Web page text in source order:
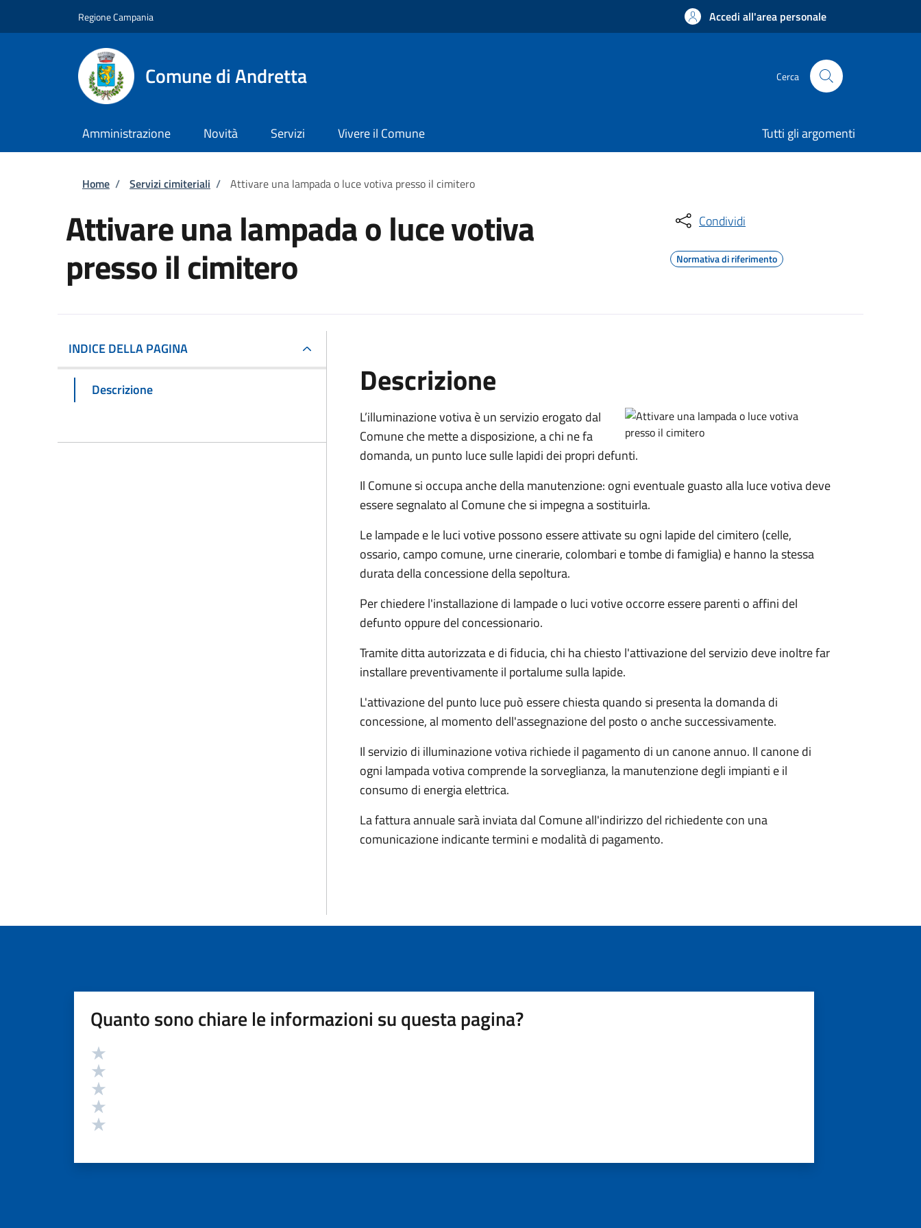
Regione Campania Accedi all'area personale
Comune di Andretta Cerca
Amministrazione Novità Servizi Vivere il Comune Tutti gli argomenti
Briciole di pane
Home / Servizi cimiteriali / Attivare una lampada o luce votiva presso il cimitero
Attivare una lampada o luce votiva
presso il cimitero
Condividi
Normativa di riferimento
INDICE DELLA PAGINA
Descrizione Descrizione
L’illuminazione votiva è un servizio erogato dal
Comune che mette a disposizione, a chi ne fa
domanda, un punto luce sulle lapidi dei propri defunti.
Il Comune si occupa anche della manutenzione: ogni eventuale guasto alla luce votiva deve
essere segnalato al Comune che si impegna a sostituirla.
Le lampade e le luci votive possono essere attivate su ogni lapide del cimitero (celle,
ossario, campo comune, urne cinerarie, colombari e tombe di famiglia) e hanno la stessa
durata della concessione della sepoltura.
Per chiedere l'installazione di lampade o luci votive occorre essere parenti o affini del
defunto oppure del concessionario.
Tramite ditta autorizzata e di fiducia, chi ha chiesto l'attivazione del servizio deve inoltre far
installare preventivamente il portalume sulla lapide.
L'attivazione del punto luce può essere chiesta quando si presenta la domanda di
concessione, al momento dell'assegnazione del posto o anche successivamente.
Il servizio di illuminazione votiva richiede il pagamento di un canone annuo. Il canone di
ogni lampada votiva comprende la sorveglianza, la manutenzione degli impianti e il
consumo di energia elettrica.
La fattura annuale sarà inviata dal Comune all'indirizzo del richiedente con una
comunicazione indicante termini e modalità di pagamento.
Quanto sono chiare le informazioni su questa pagina?
Valutazione